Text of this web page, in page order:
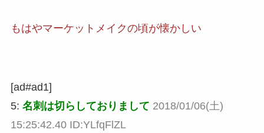
もはやマーケットメイクの頃が懐かしい
[ad#ad1]
5: 名刺は切らしておりまして 2018/01/06(土)
15:25:42.40 ID:YLfqFlZL